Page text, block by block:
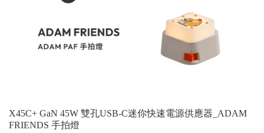
X45C+ GaN 45W 雙孔USB-C迷你快速電源供應器_ADAM
FRIENDS 手拍燈